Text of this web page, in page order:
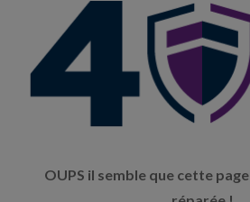
OUPS il semble que cette